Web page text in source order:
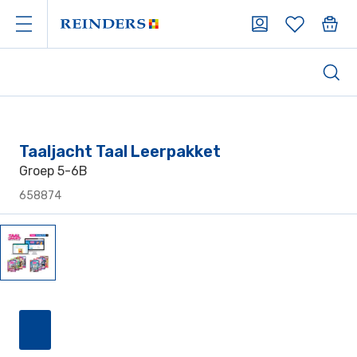
Taaljacht Taal Leerpakket
Groep 5-6B
658874